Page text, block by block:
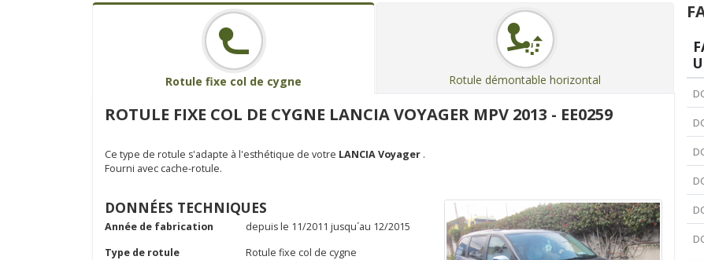
Rotule fixe col de cygne Rotule démontable horizontal
ROTULE FIXE COL DE CYGNE LANCIA VOYAGER MPV 2013 - EE0259
Ce type de rotule s'adapte à l'esthétique de votre LANCIA Voyager .
Fourni avec cache-rotule.
DONNÉES TECHNIQUES
Année de fabrication
depuis le 11/2011 jusqu´au 12/2015
Type de rotule
Rotule fixe col de cygne